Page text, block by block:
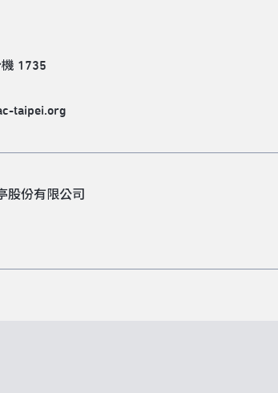
1735
taipei.org
股份有限公司